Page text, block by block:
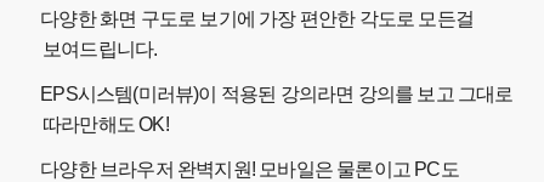
다양한 화면 구도로 보기에 가장 편안한 각도로 모든걸
보여드립니다.
EPS시스템(미러뷰)이 적용된 강의라면 강의를 보고 그대로
따라만해도 OK!
다양한 브라우저 완벽지원! 모바일은 물론이고 PC도